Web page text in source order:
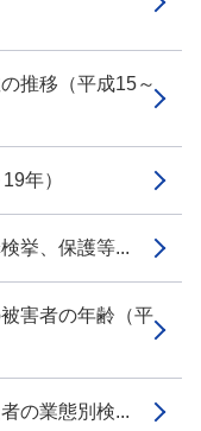
推移（平成15～
年）
挙、保護等...
害者の年齢（平
の業態別検...